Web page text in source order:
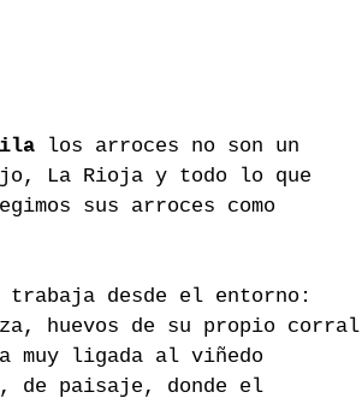
los arroces no son un
La Rioja y todo lo que
sus arroces como
trabaja desde el entorno:
huevos de su propio corral
muy ligada al viñedo
de paisaje, donde el